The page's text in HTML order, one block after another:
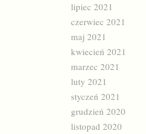
lipiec 2021
czerwiec 2021
maj 2021
kwiecień 2021
marzec 2021
luty 2021
styczeń 2021
grudzień 2020
listopad 2020